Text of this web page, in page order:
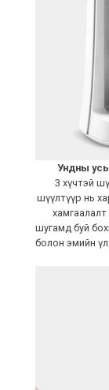
Ундны
3 хүчтэй
шүүлтүүр нь
шугамд буй
болон эмийн